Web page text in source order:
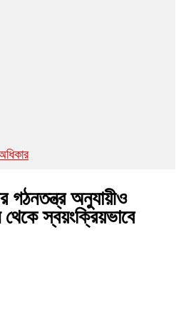
গঠনতন্ত্র অনুযায়ীও
স্বয়ংক্রিয়ভাবে